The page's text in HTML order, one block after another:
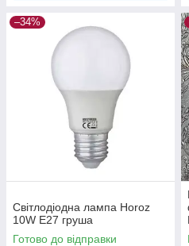
–34%
Світлодіодна лампа Horoz
10W E27 груша
Готово до відправки